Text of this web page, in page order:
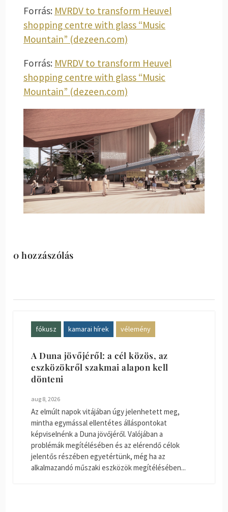
Forrás: MVRDV to transform Heuvel
shopping centre with glass “Music
Mountain” (dezeen.com)
Forrás: MVRDV to transform Heuvel
shopping centre with glass “Music
Mountain” (dezeen.com)
0 hozzászólás
fókusz kamarai hírek vélemény
A Duna jövőjéről: a cél közös, az
eszközökről szakmai alapon kell
dönteni
aug 8, 2026
Az elmúlt napok vitájában úgy jelenhetett meg,
mintha egymással ellentétes álláspontokat
képviselnénk a Duna jövőjéről. Valójában a
problémák megítélésében és az elérendő célok
jelentős részében egyetértünk, még ha az
alkalmazandó műszaki eszközök megítélésében...